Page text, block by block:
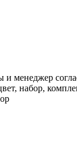
и менеджер
набор,